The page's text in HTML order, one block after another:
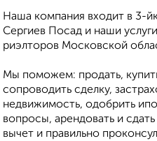
Наша компания входит в 3-
Сергиев Посад и наши
риэлторов Московской
Мы поможем: продать,
сопроводить сделку,
недвижимость, одобрить
вопросы, арендовать и
вычет и правильно